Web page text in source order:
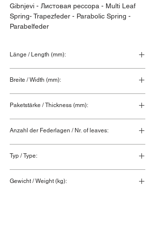
Gibnjevi - Листовая рессора - Multi Leaf
Spring- Trapezfeder - Parabolic Spring -
Parabelfeder
Länge / Length (mm):
Breite / Width (mm):
Paketstärke / Thickness (mm):
Anzahl der Federlagen / Nr. of leaves:
Typ / Type:
Gewicht / Weight (kg):